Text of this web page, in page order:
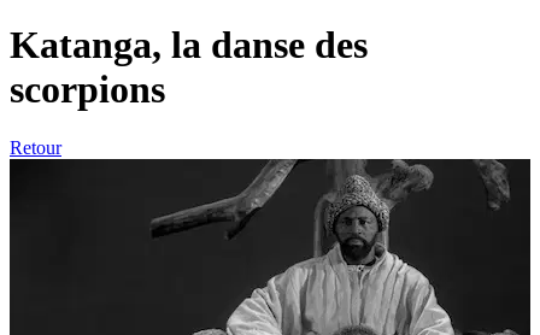
Katanga, la danse des
scorpions
Retour